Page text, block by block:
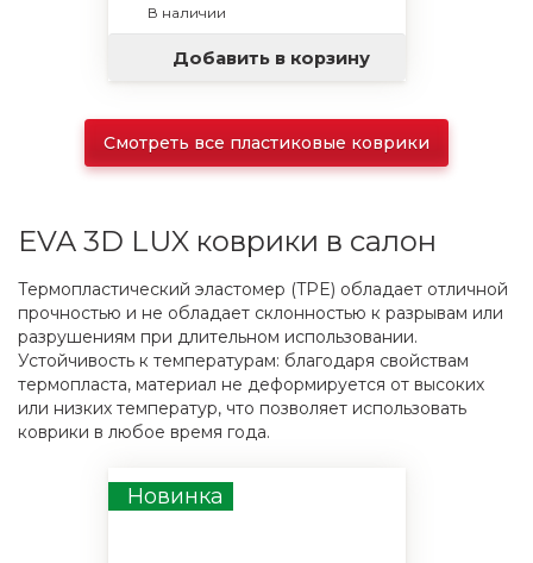
В наличии
Добавить в корзину
Смотреть все пластиковые коврики
EVA 3D LUX коврики в салон
Термопластический эластомер (TPE) обладает отличной
прочностью и не обладает склонностью к разрывам или
разрушениям при длительном использовании.
Устойчивость к температурам: благодаря свойствам
термопласта, материал не деформируется от высоких
или низких температур, что позволяет использовать
коврики в любое время года.
Новинка